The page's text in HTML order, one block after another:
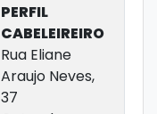
PERFIL
CABELEIREIRO
Rua Eliane
Araujo Neves,
37